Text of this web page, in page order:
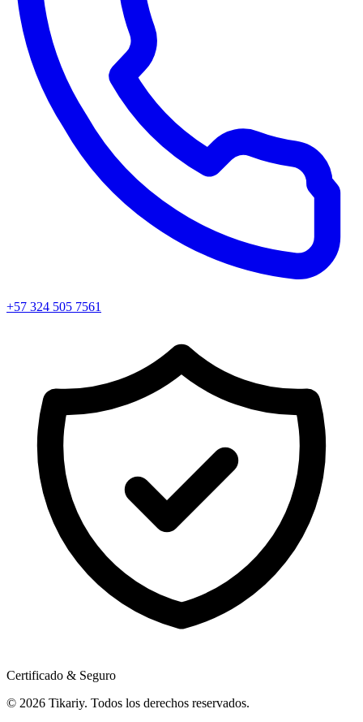
+57 324 505 7561
Certificado & Seguro
© 2026 Tikariy. Todos los derechos reservados.